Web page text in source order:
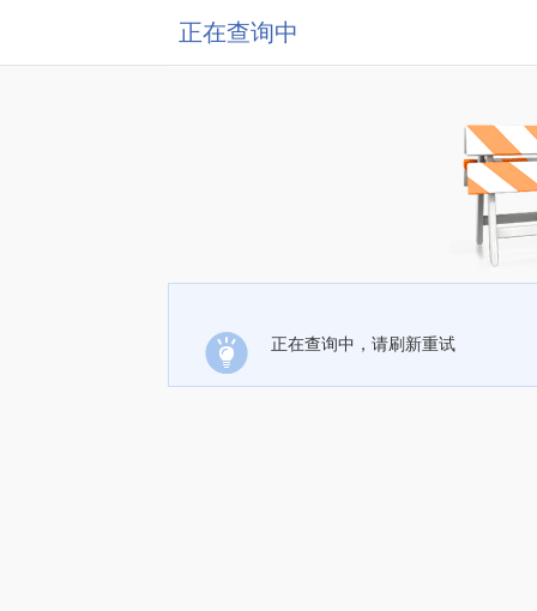
正在查询中
正在查询中，请刷新重试